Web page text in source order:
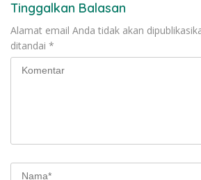
Tinggalkan Balasan
Alamat email Anda tidak akan
ditandai *